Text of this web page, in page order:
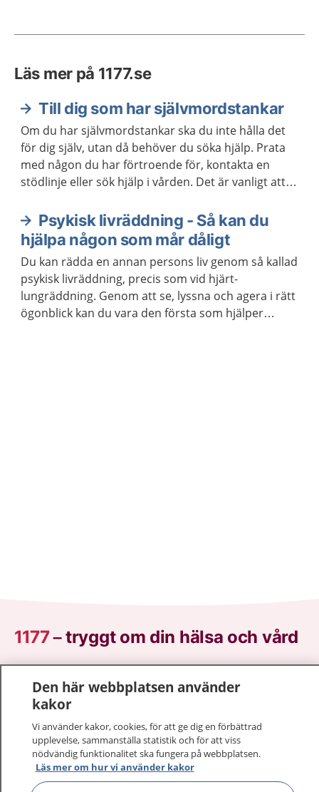
Läs mer på 1177.se
Till dig som har självmordstankar
Om du har självmordstankar ska du inte hålla det
för dig själv, utan då behöver du söka hjälp. Prata
med någon du har förtroende för, kontakta en
stödlinje eller sök hjälp i vården. Det är vanligt att
agerar inte på sina tankar. Självmordstankar ska
alltid tas på allvar, oavsett vad som orsakar dem.
Oftast vill man egentligen inte dö, utan behöver
hjälp med att orka leva.
Psykisk livräddning - Så kan du
hjälpa någon som mår dåligt
Du kan rädda en annan persons liv genom så kallad
psykisk livräddning, precis som vid hjärt-
lungräddning. Genom att se, lyssna och agera i rätt
ögonblick kan du vara den första som hjälper
1177–tryggt om din hälsa och vård
På 1177.se får du råd om hälsa och information om
sjukdomar och vilka mottagningar du kan kontakta.
Logga in för att läsa din journal och göra dina
vårdärenden. Ring telefonnummer 1177 för
sjukvårdsrådgivning dygnet runt.
1177 ger dig råd när du vill må bättre.
Den här webbplatsen använder
kakor
Vi använder kakor, cookies, för att ge dig en förbättrad
upplevelse, sammanställa statistik och för att viss
nödvändig funktionalitet ska fungera på webbplatsen.
Läs mer om hur vi använder kakor